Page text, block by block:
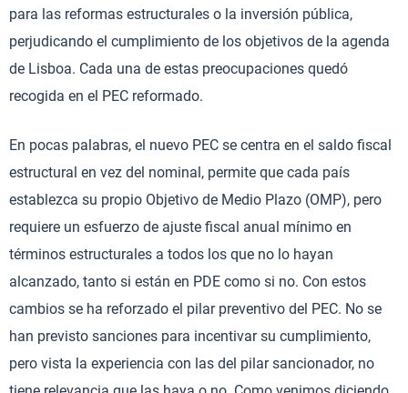
para las reformas estructurales o la inversión pública,
perjudicando el cumplimiento de los objetivos de la agenda
de Lisboa. Cada una de estas preocupaciones quedó
recogida en el PEC reformado.
En pocas palabras, el nuevo PEC se centra en el saldo fiscal
estructural en vez del nominal, permite que cada país
establezca su propio Objetivo de Medio Plazo (OMP), pero
requiere un esfuerzo de ajuste fiscal anual mínimo en
términos estructurales a todos los que no lo hayan
alcanzado, tanto si están en PDE como si no. Con estos
cambios se ha reforzado el pilar preventivo del PEC. No se
han previsto sanciones para incentivar su cumplimiento,
pero vista la experiencia con las del pilar sancionador, no